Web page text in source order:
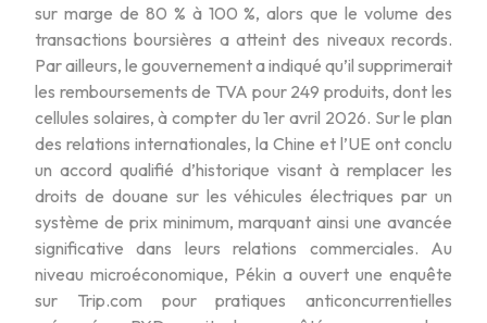
sur marge de 80 % à 100 %, alors que le volume des
transactions boursières a atteint des niveaux records.
Par ailleurs, le gouvernement a indiqué qu’il supprimerait
les remboursements de TVA pour 249 produits, dont les
cellules solaires, à compter du 1er avril 2026. Sur le plan
des relations internationales, la Chine et l’UE ont conclu
un accord qualifié d’historique visant à remplacer les
droits de douane sur les véhicules électriques par un
système de prix minimum, marquant ainsi une avancée
significative dans leurs relations commerciales. Au
niveau microéconomique, Pékin a ouvert une enquête
sur Trip.com pour pratiques anticoncurrentielles